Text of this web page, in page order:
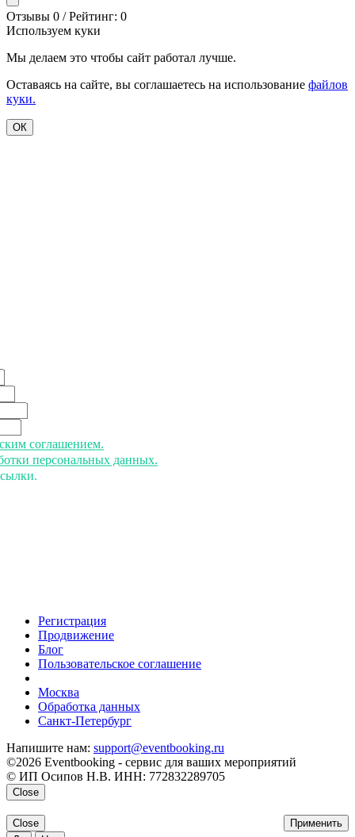
Отзывы 0 / Рейтинг: 0
Используем куки
Мы делаем это чтобы сайт работал лучше.
Оставаясь на сайте, вы соглашаетесь на использование файлов
куки.
ОК
соглашением.
персональных данных.
Регистрация
Продвижение
Блог
Пользовательское соглашение
Москва
Обработка данных
Санкт-Петербург
Напишите нам: support@eventbooking.ru
©2026 Eventbooking - сервис для ваших мероприятий
© ИП Осипов Н.В. ИНН: 772832289705
Close
Применить
Close